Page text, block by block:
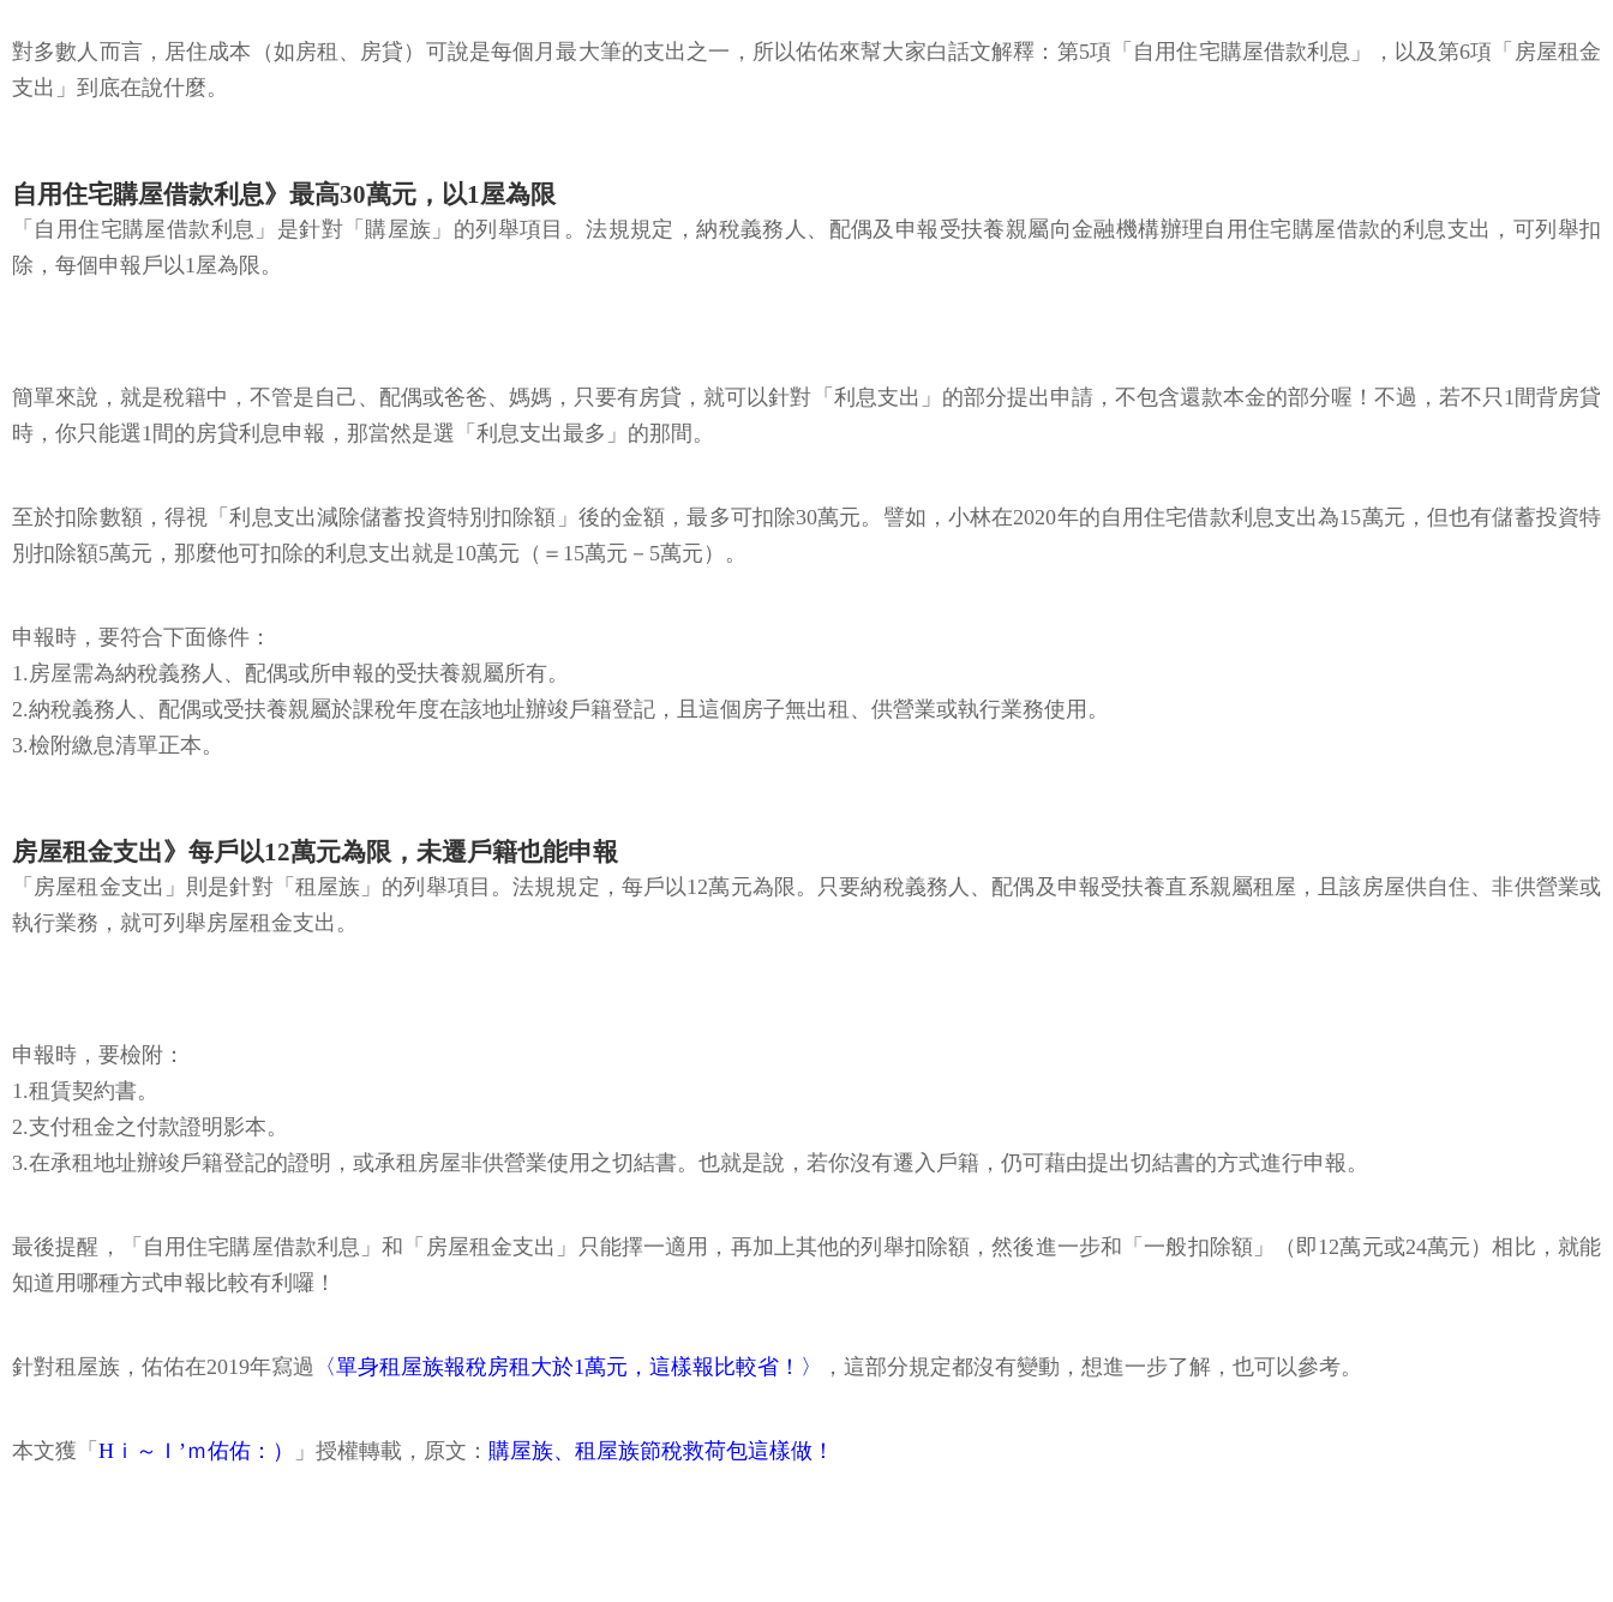
對多數人而言，居住成本（如房租、房貸）可說是每個月最大筆的支出之一，所以佑佑來幫大家白話文解釋：第5項「自用住宅購屋借款利息」，以及第6項「房屋租金
支出」到底在說什麼。
自用住宅購屋借款利息》最高30萬元，以1屋為限
「自用住宅購屋借款利息」是針對「購屋族」的列舉項目。法規規定，納稅義務人、配偶及申報受扶養親屬向金融機構辦理自用住宅購屋借款的利息支出，可列舉扣
除，每個申報戶以1屋為限。
簡單來說，就是稅籍中，不管是自己、配偶或爸爸、媽媽，只要有房貸，就可以針對「利息支出」的部分提出申請，不包含還款本金的部分喔！不過，若不只1間背房貸
時，你只能選1間的房貸利息申報，那當然是選「利息支出最多」的那間。
至於扣除數額，得視「利息支出減除儲蓄投資特別扣除額」後的金額，最多可扣除30萬元。譬如，小林在2020年的自用住宅借款利息支出為15萬元，但也有儲蓄投資特
別扣除額5萬元，那麼他可扣除的利息支出就是10萬元（＝15萬元－5萬元）。
申報時，要符合下面條件：
1.房屋需為納稅義務人、配偶或所申報的受扶養親屬所有。
2.納稅義務人、配偶或受扶養親屬於課稅年度在該地址辦竣戶籍登記，且這個房子無出租、供營業或執行業務使用。
3.檢附繳息清單正本。
房屋租金支出》每戶以12萬元為限，未遷戶籍也能申報
「房屋租金支出」則是針對「租屋族」的列舉項目。法規規定，每戶以12萬元為限。只要納稅義務人、配偶及申報受扶養直系親屬租屋，且該房屋供自住、非供營業或
執行業務，就可列舉房屋租金支出。
申報時，要檢附：
1.租賃契約書。
2.支付租金之付款證明影本。
3.在承租地址辦竣戶籍登記的證明，或承租房屋非供營業使用之切結書。也就是說，若你沒有遷入戶籍，仍可藉由提出切結書的方式進行申報。
最後提醒，「自用住宅購屋借款利息」和「房屋租金支出」只能擇一適用，再加上其他的列舉扣除額，然後進一步和「一般扣除額」（即12萬元或24萬元）相比，就能
知道用哪種方式申報比較有利囉！
針對租屋族，佑佑在2019年寫過 〈單身租屋族報稅房租大於1萬元，這樣報比較省！〉 ，這部分規定都沒有變動，想進一步了解，也可以參考。
本文獲「 Hｉ～Ｉ’ｍ佑佑：） 」授權轉載，原文： 購屋族、租屋族節稅救荷包這樣做！